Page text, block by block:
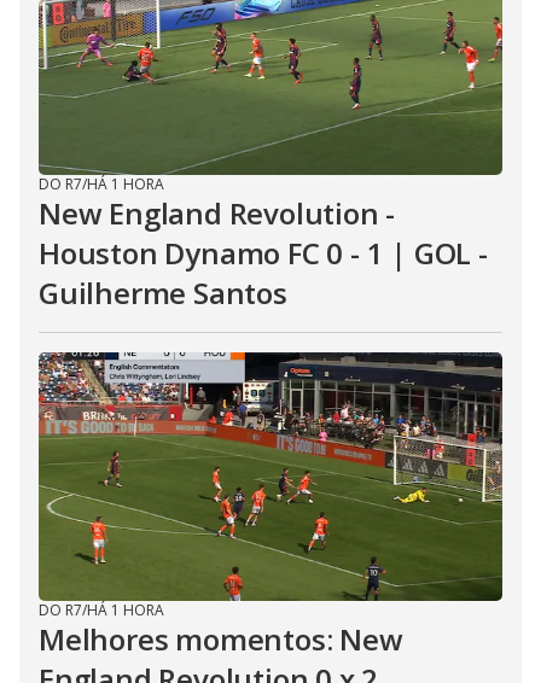
DO R7/HÁ 1 HORA
New England Revolution -
Houston Dynamo FC 0 - 1 | GOL -
Guilherme Santos
DO R7/HÁ 1 HORA
Melhores momentos: New